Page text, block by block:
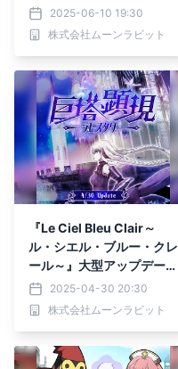
「蒼炎戦旗」実装！新規シ
ナリオや複合2次クラスが
追加！
2025-06-10 19:30
株式会社ムーンラビット
『Le Ciel Bleu Clair～
ル・シエル・ブルー・クレ
ール～』大型アップデート
「巨塔顕現-ラピスタワ
ー-」実装！
2025-04-30 20:30
株式会社ムーンラビット